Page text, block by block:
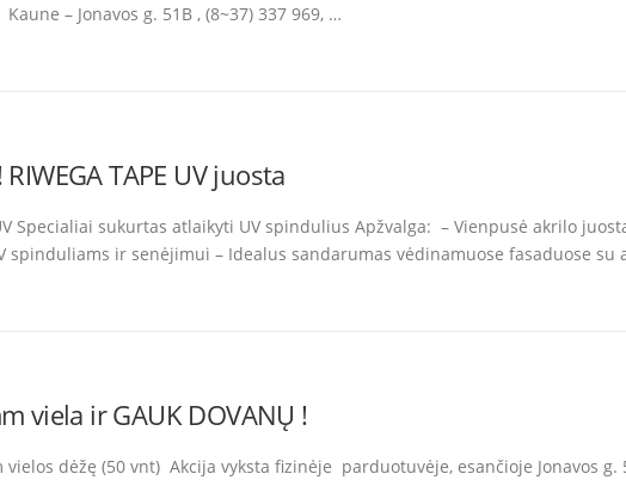
– Jonavos g. 51B , (8~37) 337 969, …
TAPE UV juosta
Specialiai sukurtas atlaikyti UV spindulius Apžvalga: – Vienpusė akrilo
spinduliams ir senėjimui – Idealus sandarumas vėdinamuose fasaduose su
viela ir GAUK DOVANŲ !
dėžę (50 vnt) Akcija vyksta fizinėje parduotuvėje, esančioje Jonavos g.